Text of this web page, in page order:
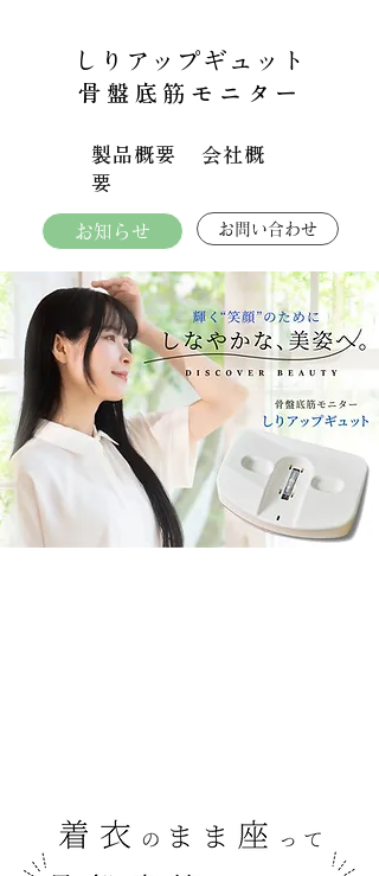
しりアップギュット
お問い合わせ
骨盤底筋モニター
製品概要
会社概
要
お知らせ